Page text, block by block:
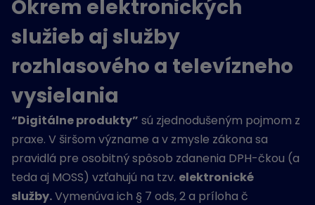
Okrem elektronických
služieb aj služby
rozhlasového a televízneho
vysielania
“Digitálne produkty” sú zjednodušeným pojmom z
praxe. V širšom význame a v zmysle zákona sa
pravidlá pre osobitný spôsob zdanenia DPH-čkou (a
teda aj MOSS) vzťahujú na tzv. elektronické
služby.Vymenúva ich § 7 ods, 2 a príloha č